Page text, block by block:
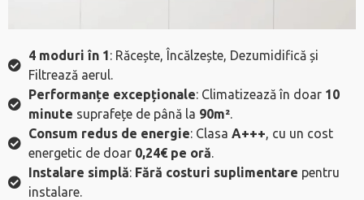
4 moduri în 1: Răcește, Încălzește, Dezumidifică și
Filtrează aerul.
Performanțe excepționale: Climatizează în doar 10
minute suprafețe de până la 90m².
Consum redus de energie: Clasa A+++, cu un cost
energetic de doar 0,24€ pe oră.
Instalare simplă: Fără costuri suplimentare pentru
instalare.